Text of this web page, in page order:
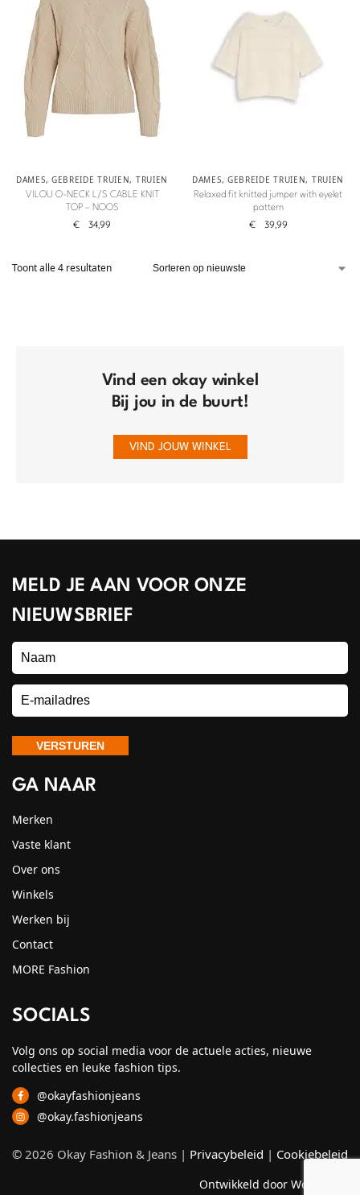
DAMES, GEBREIDE TRUIEN, TRUIEN
VILOU O-NECK L/S CABLE KNIT
TOP – NOOS
€ 34,99
DAMES, GEBREIDE TRUIEN, TRUIEN
Relaxed fit knitted jumper with eyelet
pattern
€ 39,99
Toont alle 4 resultaten
Vind een okay winkel
Bij jou in de buurt!
VIND JOUW WINKEL
MELD JE AAN VOOR ONZE
NIEUWSBRIEF
GA NAAR
Merken
Vaste klant
Over ons
Winkels
Werken bij
Contact
MORE Fashion
SOCIALS
Volg ons op social media voor de actuele acties, nieuwe
collecties en leuke fashion tips.
@okayfashionjeans
@okay.fashionjeans
© 2026 Okay Fashion & Jeans | Privacybeleid | Cookiebeleid
Ontwikkeld door Webzuiver